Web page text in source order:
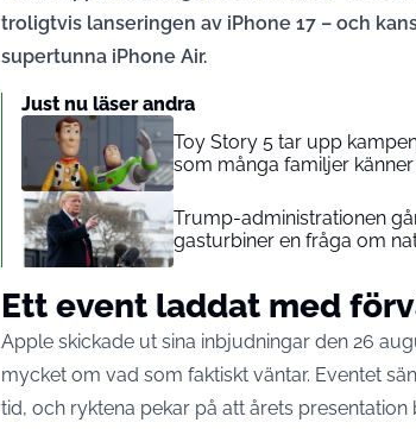
troligtvis lanseringen av iPhone 17 – och
supertunna iPhone Air.
Just nu läser andra
Toy Story 5 tar upp
som många familjer
Trump-administrationen
gasturbiner en fråga om
Ett event laddat med
Apple skickade ut sina inbjudningar den 26
mycket om vad som faktiskt väntar. Eventet
tid, och ryktena pekar på att årets